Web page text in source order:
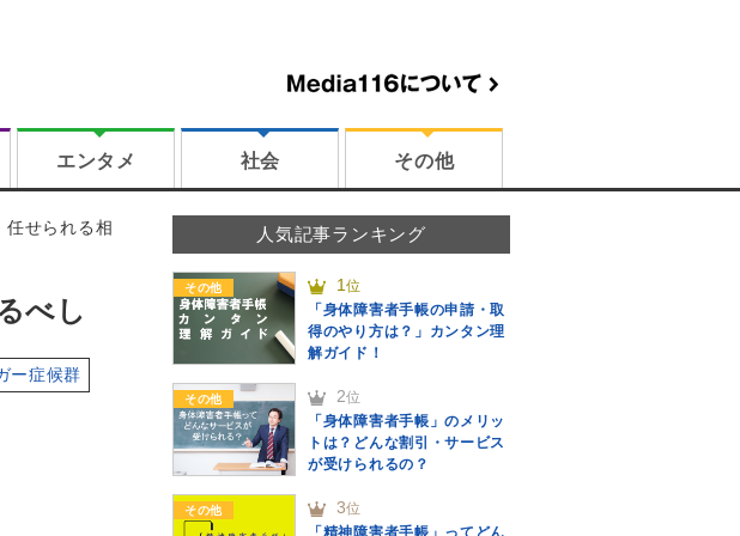
エンタメ 社会 その他
任せられる相
べし
ー症候群
人気記事ランキング
その他 1位
「身体障害者手帳の申請・取
得のやり方は？」カンタン理
解ガイド！
その他 2位
「身体障害者手帳」のメリッ
トは？どんな割引・サービス
が受けられるの？
その他 3位